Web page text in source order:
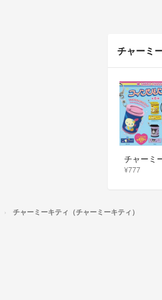
チャーミ
チャーミ
¥777
チャーミーキティ（チャーミーキティ）